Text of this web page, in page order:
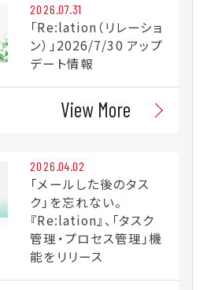
2026.07.31
「Re:lation（リレーショ
ン）」2026/7/30 アップ
デート情報
View More
2026.04.02
「メールした後のタス
ク」を忘れない。
『Re:lation』、「タスク
管理・プロセス管理」機
能をリリース